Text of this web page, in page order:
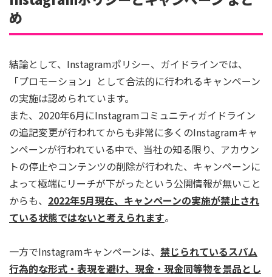
め
結論として、Instagramポリシー、ガイドラインでは、
「プロモーション」として合法的に行われるキャンペーン
の実施は認められています。
また、2020年6月にInstagramコミュニティガイドライン
の追記変更が行われてからも非常に多くのInstagramキャ
ンペーンが行われている中で、当社の知る限り、アカウン
トの停止やコンテンツの削除が行われた、キャンペーンに
よって極端にリーチが下がったという公開情報が無いこと
からも、 2022年5月現在、キャンペーンの実施が禁止され
ている状態ではないと考えられます。
一方でInstagramキャンペーンは、 禁じられているスパム
行為的な形式・表現を避け、現金 ・現金同等物を景品とし